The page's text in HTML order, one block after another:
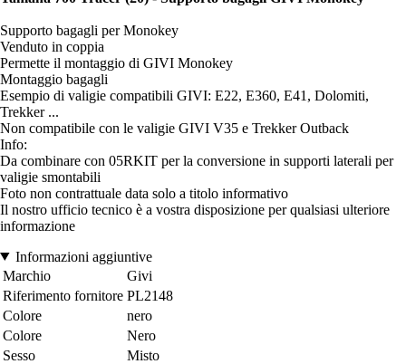
Supporto bagagli per Monokey
Venduto in coppia
Permette il montaggio di GIVI Monokey
Montaggio bagagli
Esempio di valigie compatibili GIVI: E22, E360, E41, Dolomiti,
Trekker ...
Non compatibile con le valigie GIVI V35 e Trekker Outback
Info:
Da combinare con 05RKIT per la conversione in supporti laterali per
valigie smontabili
Foto non contrattuale data solo a titolo informativo
Il nostro ufficio tecnico è a vostra disposizione per qualsiasi ulteriore
informazione
Informazioni aggiuntive
Marchio
Givi
Riferimento fornitore PL2148
Colore
nero
Colore
Nero
Sesso
Misto